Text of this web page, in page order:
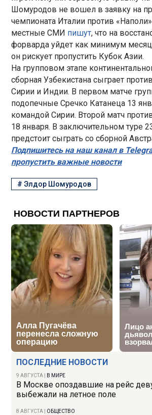
ПОСЛЕДНИЕ НОВОСТИ
9 АВГУСТА В МИРЕ
В Москве опоздавшие на рейс
выбежали на летное поле
8 АВГУСТА ОБЩЕСТВО
Шомуродов не вошел в заявку на
чемпионата Италии против
местные СМИ пишут, что на
форварда уйдет как минимум
он рискует пропустить Кубок Азии.
На групповом этапе
сборная Узбекистана сыграет
Сирии и Индии. В первом матче
подопечные Сречко Катанеца 13
командой Сирии. Второй матч
18 января. В заключительном туре
предстоит сыграть со сборной
Подпишитесь на наш канал в
пропустить важные новости
#Элдор Шомуродов